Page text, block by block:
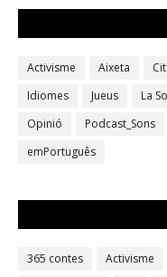
Activisme Aixeta
Idiomes
Jueus La
Opinió
Podcast_Sons
emPortuguês
365 contes Activisme